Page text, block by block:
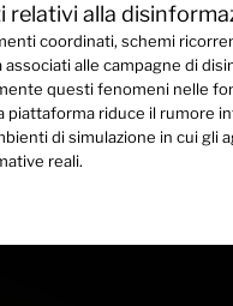
relativi alla
coordinati, schemi
alle campagne di
questi fenomeni nelle
piattaforma riduce il rumore
di simulazione in cui gli
reali.